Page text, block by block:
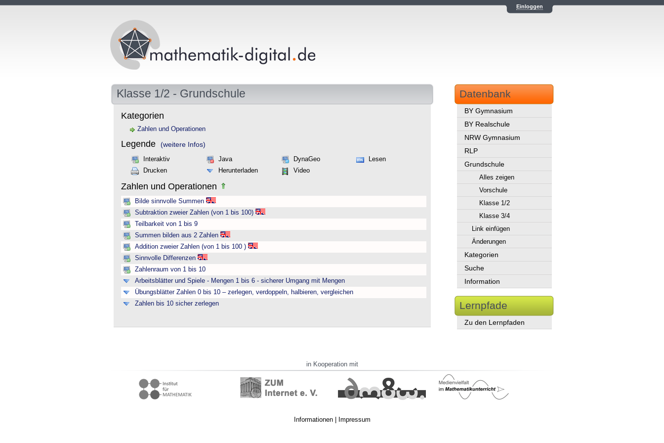
Einloggen
Klasse 1/2 - Grundschule
Kategorien
Zahlen und Operationen
Legende (weitere Infos)
Interaktiv Java DynaGeo
Lesen
Drucken
Herunterladen Video
Zahlen und Operationen
Bilde sinnvolle Summen
Subtraktion zweier Zahlen (von 1 bis 100)
Teilbarkeit von 1 bis 9
Summen bilden aus 2 Zahlen
Addition zweier Zahlen (von 1 bis 100 )
Sinnvolle Differenzen
Zahlenraum von 1 bis 10
Arbeitsblätter und Spiele - Mengen 1 bis 6 - sicherer Umgang mit Mengen
Übungsblätter Zahlen 0 bis 10 – zerlegen, verdoppeln, halbieren, vergleichen
Zahlen bis 10 sicher zerlegen
Datenbank
BY Gymnasium
BY Realschule
NRW Gymnasium
RLP
Grundschule
Alles zeigen
Vorschule
Klasse 1/2
Klasse 3/4
Link einfügen
Änderungen
Kategorien
Suche
Information
Lernpfade
Zu den Lernpfaden
in Kooperation mit
Informationen| Impressum